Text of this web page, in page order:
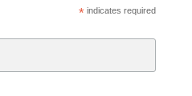
*indicates required